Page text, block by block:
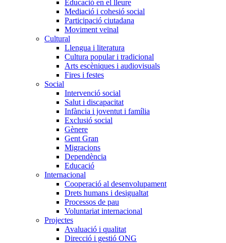
Educació en el lleure
Mediació i cohesió social
Participació ciutadana
Moviment veïnal
Cultural
Llengua i literatura
Cultura popular i tradicional
Arts escèniques i audiovisuals
Fires i festes
Social
Intervenció social
Salut i discapacitat
Infància i joventut i família
Exclusió social
Gènere
Gent Gran
Migracions
Dependència
Educació
Internacional
Cooperació al desenvolupament
Drets humans i desigualtat
Processos de pau
Voluntariat internacional
Projectes
Avaluació i qualitat
Direcció i gestió ONG